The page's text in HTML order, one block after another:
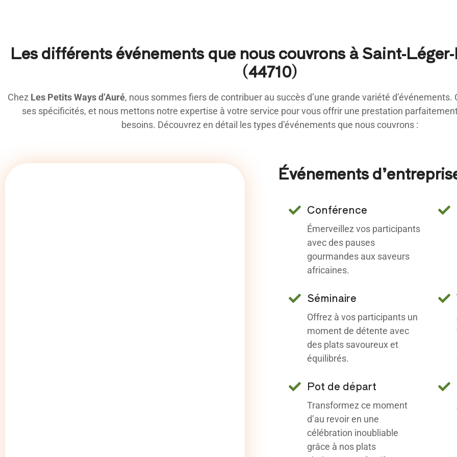
Les différents événements que nous couvrons à Saint-
(44710)
Chez Les Petits Ways d’Auré, nous sommes fiers de contribuer au succès d’une grande variété d’événements.
ses spécificités, et nous mettons notre expertise à votre service pour vous offrir une prestation
besoins. Découvrez en détail les types d’événements que nous couvrons :
Événements
Conférence
Émerveillez vos participants
avec des pauses
gourmandes aux saveurs
africaines.
Séminaire
Offrez à vos participants un
moment de détente avec
des plats savoureux et
équilibrés.
Pot de départ
Transformez ce moment
d’au revoir en une
célébration inoubliable
grâce à nos plats